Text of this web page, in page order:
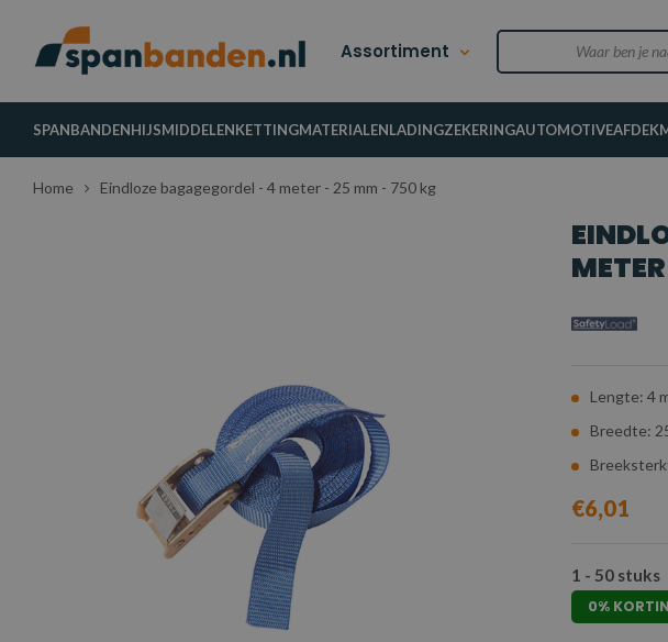
Assortiment
SPANBANDENHIJSMIDDELENKETTINGMATERIALENLADINGZEKERINGAUTOMOTIVE
Home Eindloze bagagegordel - 4 meter - 25 mm - 750 kg
Lengte: 4
Breedte:
€6,01
1 - 50 stuks
0%